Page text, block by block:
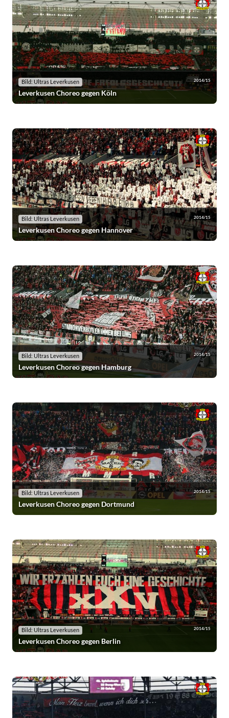
Bild: Ultras Leverkusen 2014/15
Leverkusen Choreo gegen Köln
Bild: Ultras Leverkusen 2014/15
Leverkusen Choreo gegen Hannover
Bild: Ultras Leverkusen 2014/15
Leverkusen Choreo gegen Hamburg
Bild: Ultras Leverkusen 2014/15
Leverkusen Choreo gegen Dortmund
Bild: Ultras Leverkusen 2014/15
Leverkusen Choreo gegen Berlin